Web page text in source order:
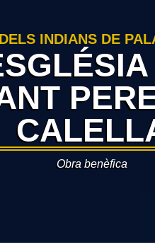
INDIANS DE
Obra benèfica